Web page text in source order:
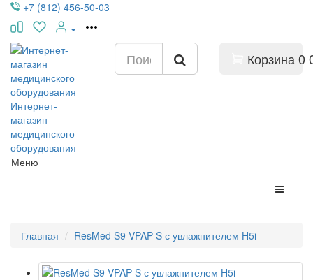
+7 (812) 456-50-03
Интернет-
магазин
медицинского
оборудования
Корзина 0
Меню
Главная ResMed S9 VPAP S с увлажнителем H5i